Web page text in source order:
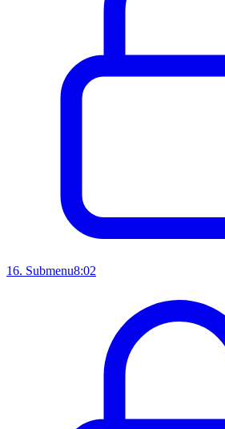
16. Submenu8:02